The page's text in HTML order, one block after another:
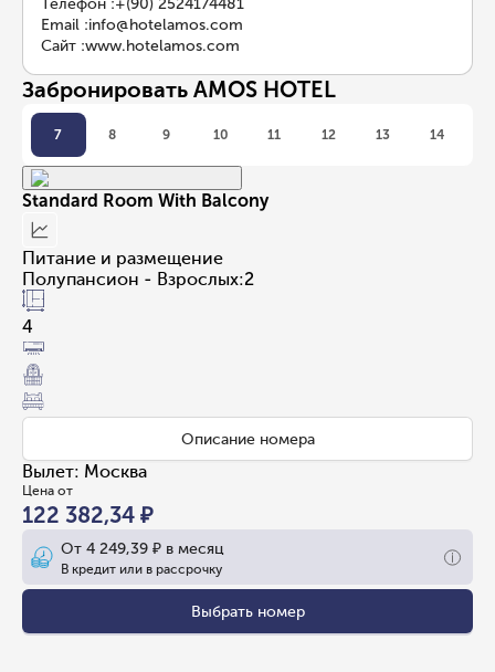
Телефон :+(90) 2524174481
Email :info@hotelamos.com
Сайт :www.hotelamos.com
Забронировать AMOS HOTEL
7 8 9 10 11 12 13 14
Standard Room With Balcony
Питание и размещение
Полупансион - Взрослых:2
4
Описание номера
Вылет: Москва
Цена от
122 382,34 ₽
От 4 249,39 ₽ в месяц
В кредит или в рассрочку
Выбрать номер